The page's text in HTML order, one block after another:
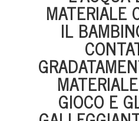
MATERIALE
IL
GIOCO E